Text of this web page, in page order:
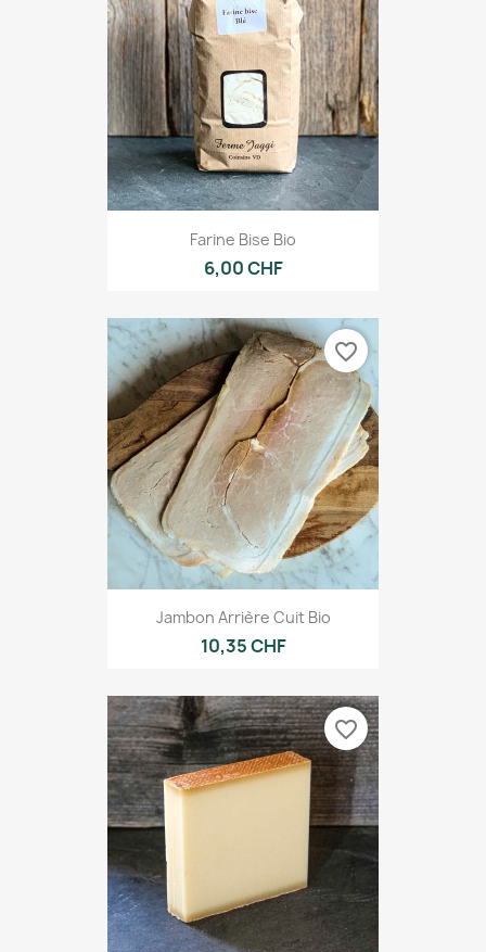
Farine Bise Bio
6,00 CHF
Jambon Arrière Cuit Bio
10,35 CHF
favorite_border
favorite_border